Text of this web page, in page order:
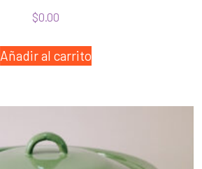
$0.00
Añadir al carrito